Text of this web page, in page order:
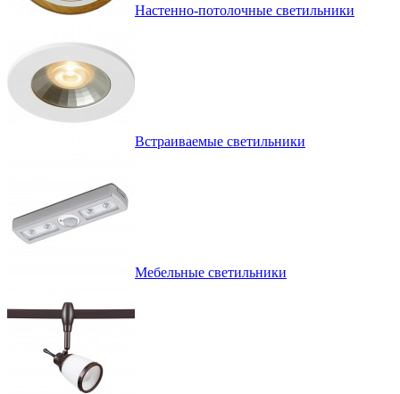
Настенно-потолочные светильники
Встраиваемые светильники
Мебельные светильники